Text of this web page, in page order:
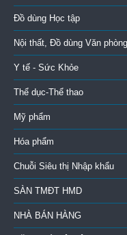
Đồ dùng Học tập
Nội thất, Đồ dùng Văn phòng
Y tế - Sức Khỏe
Thể dục-Thể thao
Mỹ phẩm
Hóa phẩm
Chuỗi Siêu thị Nhập khẩu
SÀN TMĐT HMD
NHÀ BÁN HÀNG